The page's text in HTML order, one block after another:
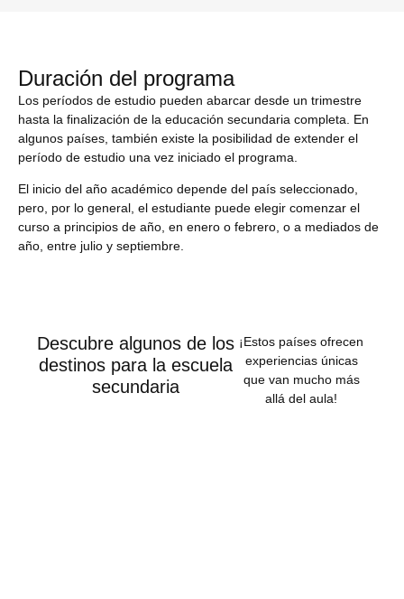
Duración del programa
Los períodos de estudio pueden abarcar desde un trimestre
hasta la finalización de la educación secundaria completa. En
algunos países, también existe la posibilidad de extender el
período de estudio una vez iniciado el programa.
El inicio del año académico depende del país seleccionado,
pero, por lo general, el estudiante puede elegir comenzar el
curso a principios de año, en enero o febrero, o a mediados de
año, entre julio y septiembre.
Descubre algunos de los
destinos para la escuela
secundaria
¡Estos países ofrecen
experiencias únicas
que van mucho más
allá del aula!